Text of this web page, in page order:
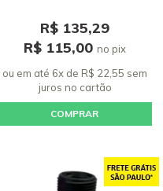
R$ 135,29
R$ 115,00 no pix
ou em até 6x de R$ 22,55 sem
juros no cartão
COMPRAR